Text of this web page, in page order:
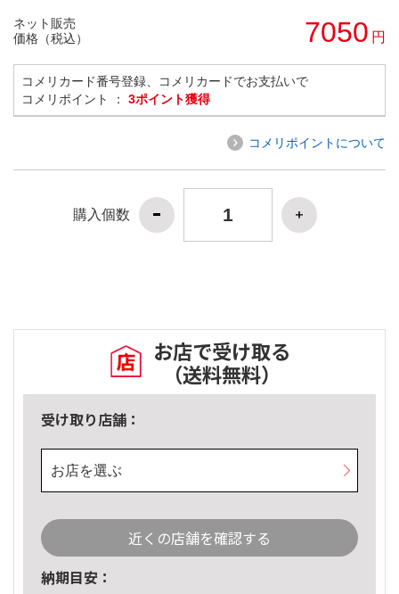
ネット販売
価格（税込）
7050 円
コメリカード番号登録、コメリカードでお支払いで
コメリポイント ： 3ポイント獲得
コメリポイントについて
購入個数
お店で受け取る
（送料無料）
受け取り店舗：
お店を選ぶ
近くの店舗を確認する
納期目安：